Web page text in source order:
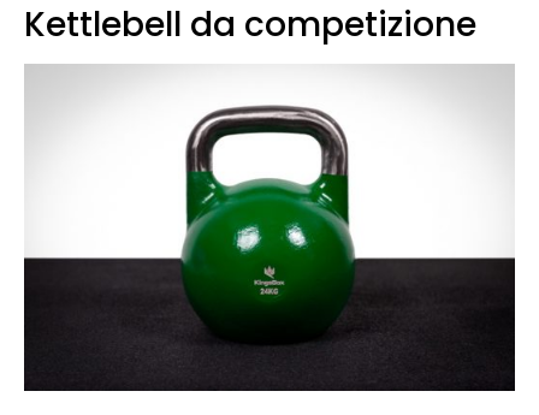
Kettlebell da competizione